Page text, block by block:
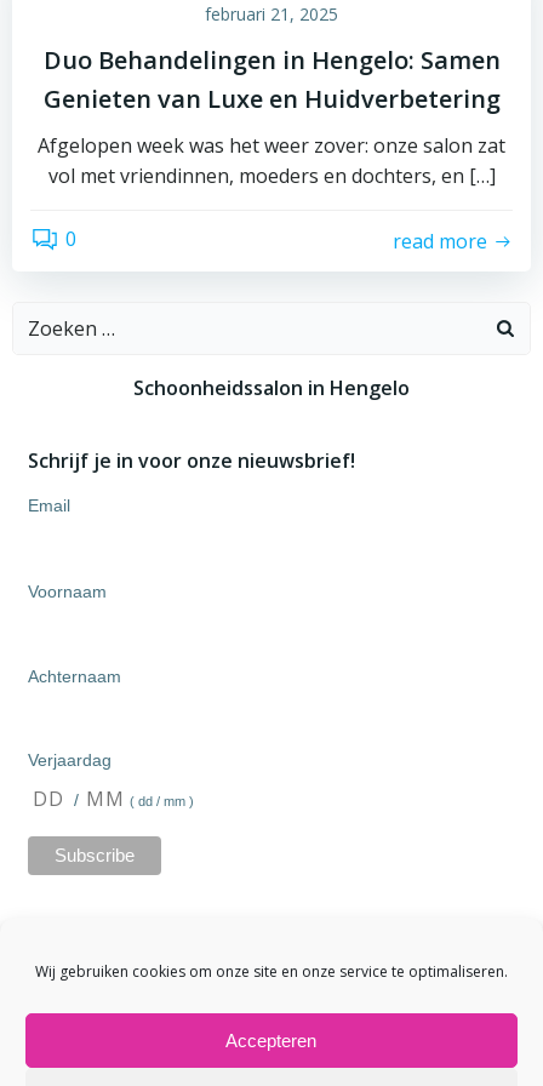
Wij gebruiken cookies om onze site en onze service te optimaliseren.
Accepteren
februari 21, 2025
Duo Behandelingen in Hengelo: Samen
Genieten van Luxe en Huidverbetering
Afgelopen week was het weer zover: onze salon zat
vol met vriendinnen, moeders en dochters, en […]
0 read more
Zoeken
Schoonheidssalon in Hengelo
Schrijf je in voor onze nieuwsbrief!
Email
Voornaam
Achternaam
Verjaardag
/ ( dd / mm )